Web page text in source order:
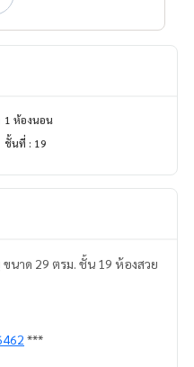
1 ห้องนอน
ชั้นที่ : 19
ขนาด 29 ตรม. ชั้น 19 ห้องสวย
***